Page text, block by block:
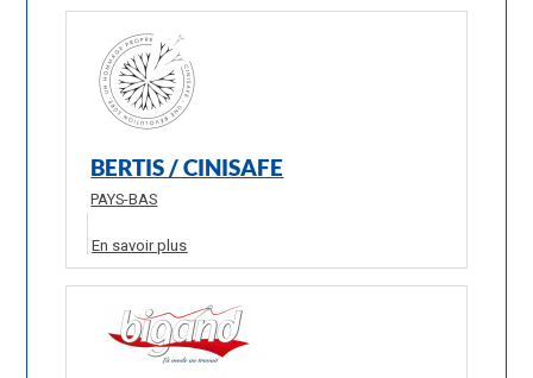
BERTIS / CINISAFE
PAYS-BAS
En savoir plus